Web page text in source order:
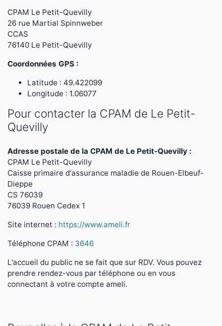
CPAM Le Petit-Quevilly
26 rue Martial Spinnweber
CCAS
76140 Le Petit-Quevilly
Coordonnées GPS :
Latitude : 49.422099
Longitude : 1.06077
Pour contacter la CPAM de Le Petit-
Quevilly
Adresse postale de la CPAM de Le Petit-Quevilly :
CPAM Le Petit-Quevilly
Caisse primaire d'assurance maladie de Rouen-Elbeuf-
Dieppe
CS 76039
76039 Rouen Cedex 1
Site internet : https://www.ameli.fr
Téléphone CPAM : 3646
L'accueil du public ne se fait que sur RDV. Vous pouvez
prendre rendez-vous par téléphone ou en vous
connectant à votre compte ameli.